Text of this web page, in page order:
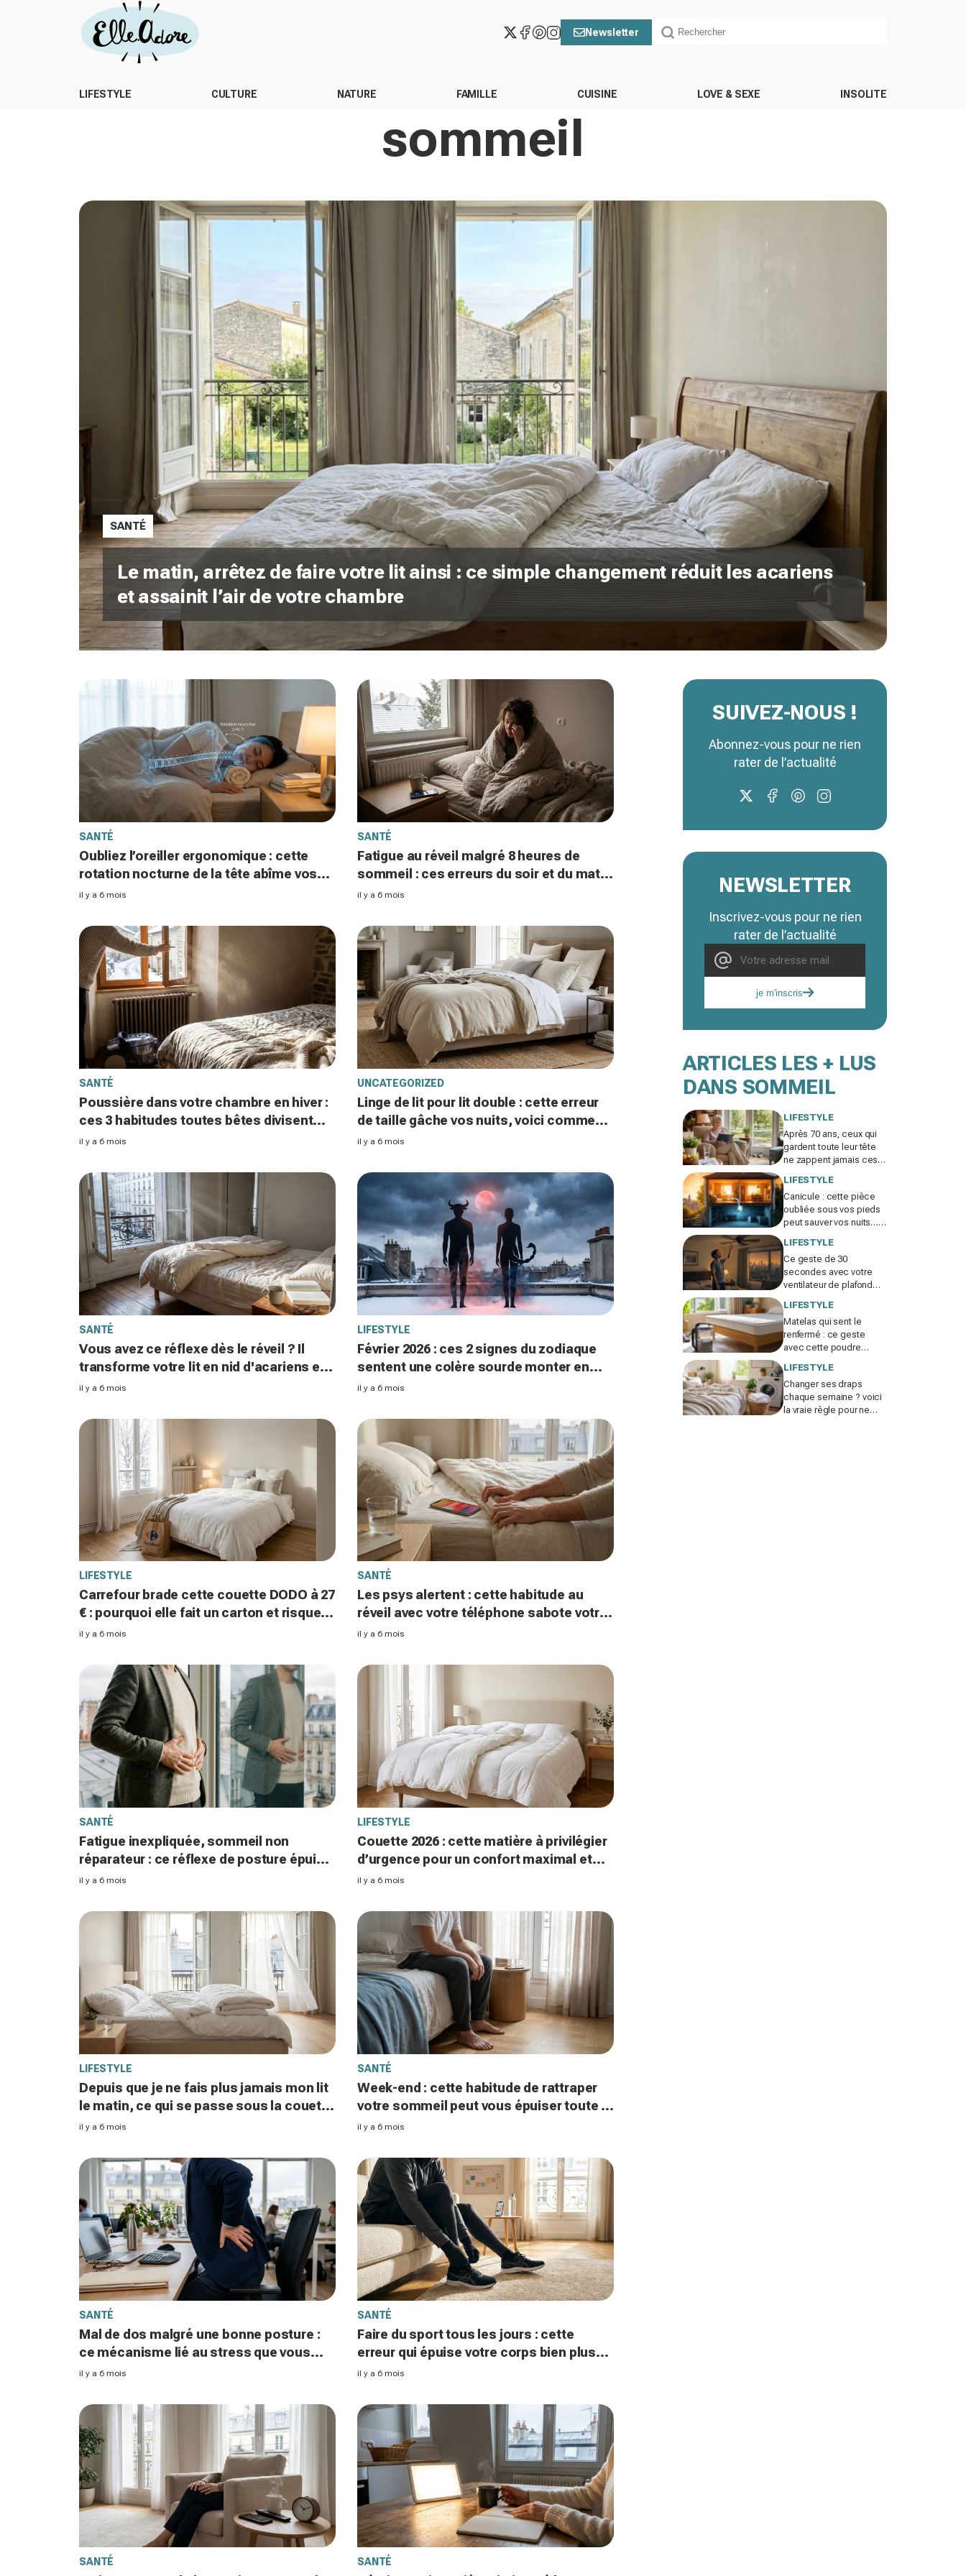
Newsletter
LIFESTYLE CULTURE NATURE FAMILLE CUISINE LOVE & SEXE INSOLITE
sommeil
SANTÉ
Le matin, arrêtez de faire votre lit ainsi : ce simple changement réduit les acariens
et assainit l’air de votre chambre
SANTÉ
Oubliez l’oreiller ergonomique : cette
rotation nocturne de la tête abîme vos
cervicales sans que vous le sachiez
il y a 6 mois
SANTÉ
Fatigue au réveil malgré 8 heures de
sommeil : ces erreurs du soir et du matin
qui vous épuisent sans que vous le
il y a 6 mois
SANTÉ
Poussière dans votre chambre en hiver :
ces 3 habitudes toutes bêtes divisent
vos allergènes par deux
il y a 6 mois
UNCATEGORIZED
Linge de lit pour lit double : cette erreur
de taille gâche vos nuits, voici comment
choisir les bonnes matières
il y a 6 mois
SANTÉ
Vous avez ce réflexe dès le réveil ? Il
transforme votre lit en nid d'acariens et
aggrave vos allergies en silence
il y a 6 mois
LIFESTYLE
Février 2026 : ces 2 signes du zodiaque
sentent une colère sourde monter en
eux, et ça peut tout faire basculer
il y a 6 mois
LIFESTYLE
Carrefour brade cette couette DODO à 27
€ : pourquoi elle fait un carton et risque
de disparaître des rayons
il y a 6 mois
SANTÉ
Les psys alertent : cette habitude au
réveil avec votre téléphone sabote votre
santé mentale
il y a 6 mois
SANTÉ
Fatigue inexpliquée, sommeil non
réparateur : ce réflexe de posture épuise
votre corps, le test simple à faire
il y a 6 mois
LIFESTYLE
Couette 2026 : cette matière à privilégier
d’urgence pour un confort maximal et
une durée de vie record
il y a 6 mois
LIFESTYLE
Depuis que je ne fais plus jamais mon lit
le matin, ce qui se passe sous la couette
a bouleversé mes matins et ma santé
il y a 6 mois
SANTÉ
Week-end : cette habitude de rattraper
votre sommeil peut vous épuiser toute la
semaine sans que vous le sachiez
il y a 6 mois
SANTÉ
Mal de dos malgré une bonne posture :
ce mécanisme lié au stress que vous
ignorez peut tout aggraver
il y a 6 mois
SANTÉ
Faire du sport tous les jours : cette
erreur qui épuise votre corps bien plus
que vous ne le pensez
il y a 6 mois
SANTÉ SANTÉ
SUIVEZ-NOUS !
Abonnez-vous pour ne rien
rater de l’actualité
NEWSLETTER
Inscrivez-vous pour ne rien
rater de l’actualité
je m'inscris
ARTICLES LES + LUS
DANS SOMMEIL
LIFESTYLE
Après 70 ans, ceux qui
gardent toute leur tête
ne zappent jamais ces 7
cerveau et le moral
LIFESTYLE
Canicule : cette pièce
oubliée sous vos pieds
peut sauver vos nuits… à
erreur qui la rend toxique
LIFESTYLE
Ce geste de 30
secondes avec votre
ventilateur de plafond
ne sentez plus aucun air
en canicule
LIFESTYLE
Matelas qui sent le
renfermé : ce geste
avec cette poudre
révèle ce que vous
respirez la nuit
LIFESTYLE
Changer ses draps
chaque semaine ? voici
la vraie règle pour ne